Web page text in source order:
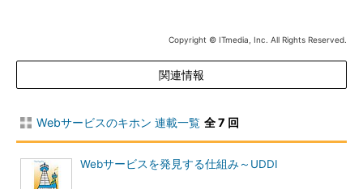
Copyright © ITmedia, Inc. All Rights Reserved.
関連情報
Webサービスのキホン 連載一覧 全 7 回
Webサービスを発見する仕組み～UDDI